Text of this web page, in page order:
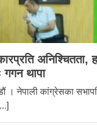
अनिश्चितता,
थापा
। नेपाली कांग्रेसका